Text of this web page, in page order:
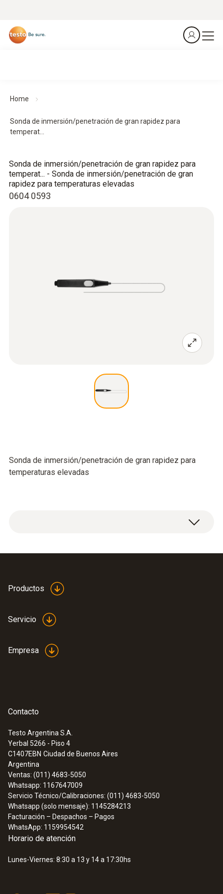
Home
Sonda de inmersión/penetración de gran rapidez para
temperat...
0604 0593
Sonda de inmersión/penetración de gran rapidez para
temperat... - Sonda de inmersión/penetración de gran
rapidez para temperaturas elevadas
Sonda de inmersión/penetración de gran rapidez para
temperaturas elevadas
Datos técnicos generales
Diámetro tubo de la sonda
470 mm
Productos
Servicio
Empresa
Contacto
Testo Argentina S.A.
Yerbal 5266 - Piso 4
C1407EBN Ciudad de Buenos Aires
Argentina
Ventas: (011) 4683-5050
Whatsapp: 1167647009
Servicio Técnico/Calibraciones: (011) 4683-5050
Whatsapp (solo mensaje): 1145284213
Facturación – Despachos – Pagos
WhatsApp: 1159954542
Horario de atención
Lunes-Viernes: 8:30 a 13 y 14 a 17:30hs